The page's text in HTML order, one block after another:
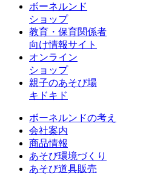
ボーネルンド
ショップ
教育・保育関係者
向け情報サイト
オンライン
ショップ
親子のあそび場
キドキド
ボーネルンドの考え
会社案内
商品情報
あそび環境づくり
あそび道具販売